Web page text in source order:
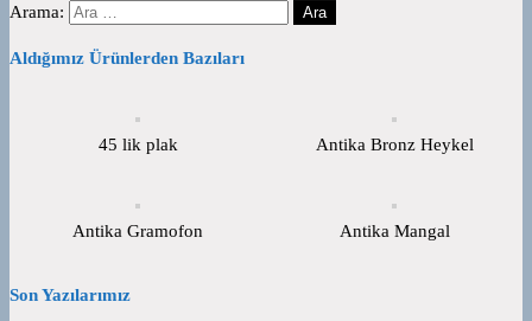
Arama:
Aldığımız Ürünlerden Bazıları
45 lik plak Antika Bronz Heykel
Antika Gramofon Antika Mangal
Son Yazılarımız